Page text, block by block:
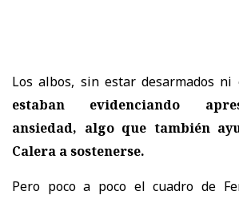
Los albos, sin estar desarmados ni
estaban evidenciando
ansiedad, algo que también
Calera a sostenerse.
Pero poco a poco el cuadro de